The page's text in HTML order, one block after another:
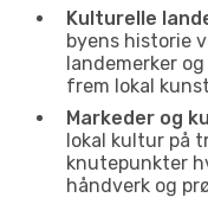
Kulturelle
byens historie
landemerker
frem lokal
Markeder og
lokal kultur på
knutepunkter
håndverk og